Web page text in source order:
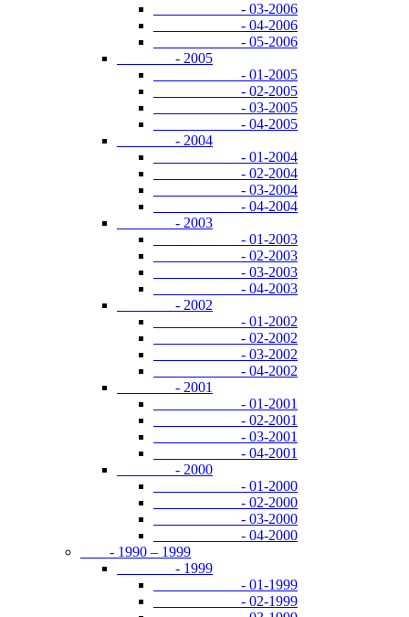
- 03-2006
- 04-2006
- 05-2006
- 2005
- 01-2005
- 02-2005
- 03-2005
- 04-2005
- 2004
- 01-2004
- 02-2004
- 03-2004
- 04-2004
- 2003
- 01-2003
- 02-2003
- 03-2003
- 04-2003
- 2002
- 01-2002
- 02-2002
- 03-2002
- 04-2002
- 2001
- 01-2001
- 02-2001
- 03-2001
- 04-2001
- 2000
- 01-2000
- 02-2000
- 03-2000
- 04-2000
- 1990 – 1999
- 1999
- 01-1999
- 02-1999